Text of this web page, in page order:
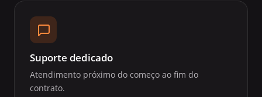
Suporte dedicado
Atendimento próximo do começo ao fim do
contrato.